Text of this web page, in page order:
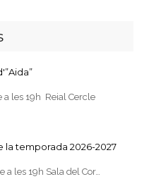
a les 19h Reial Cercle
la temporada 2026-2027
les 19h Sala del Cor…